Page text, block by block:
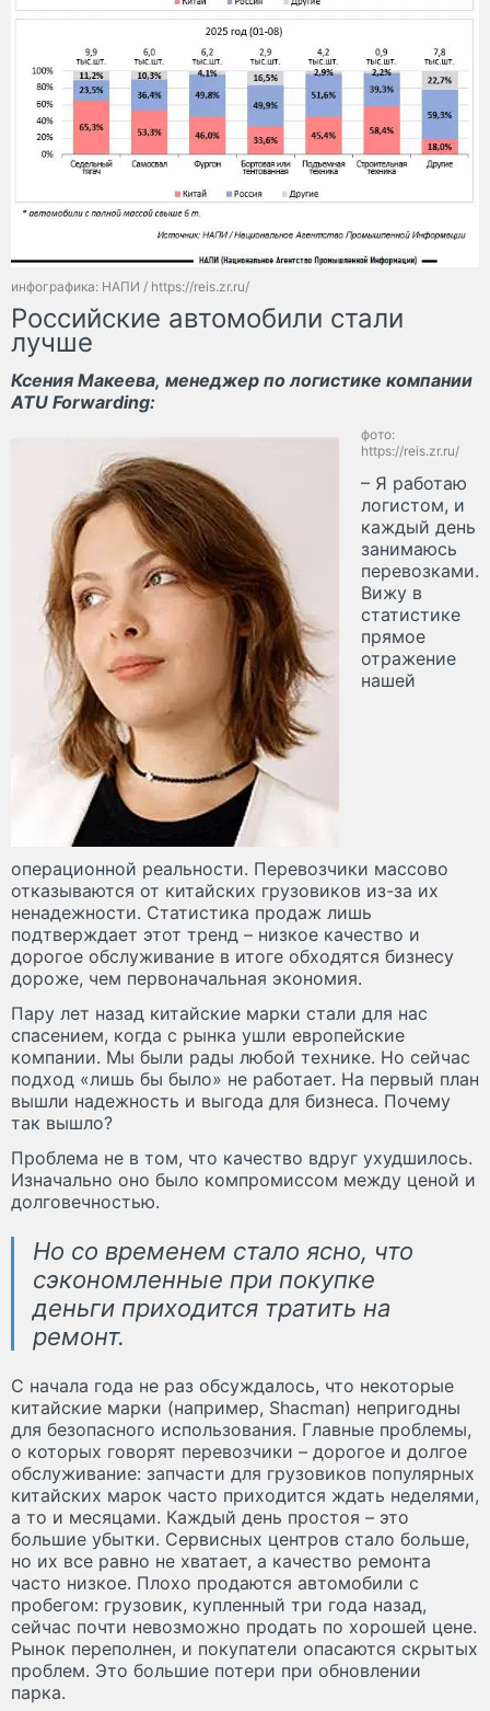
инфографика: НАПИ / https://reis.zr.ru/
Российские автомобили стали
лучше
Ксения Макеева, менеджер по логистике компании
ATU Forwarding:
фото:
https://reis.zr.ru/
– Я работаю
логистом, и
каждый день
занимаюсь
перевозками.
Вижу в
статистике
прямое
отражение
нашей
операционной реальности. Перевозчики массово
отказываются от китайских грузовиков из-за их
ненадежности. Статистика продаж лишь
подтверждает этот тренд – низкое качество и
дорогое обслуживание в итоге обходятся бизнесу
дороже, чем первоначальная экономия.
Пару лет назад китайские марки стали для нас
спасением, когда с рынка ушли европейские
компании. Мы были рады любой технике. Но сейчас
подход «лишь бы было» не работает. На первый план
вышли надежность и выгода для бизнеса. Почему
так вышло?
Проблема не в том, что качество вдруг ухудшилось.
Изначально оно было компромиссом между ценой и
долговечностью.
Но со временем стало ясно, что
сэкономленные при покупке
деньги приходится тратить на
ремонт.
С начала года не раз обсуждалось, что некоторые
китайские марки (например, Shacman) непригодны
для безопасного использования. Главные проблемы,
о которых говорят перевозчики – дорогое и долгое
обслуживание: запчасти для грузовиков популярных
китайских марок часто приходится ждать неделями,
а то и месяцами. Каждый день простоя – это
большие убытки. Сервисных центров стало больше,
но их все равно не хватает, а качество ремонта
часто низкое. Плохо продаются автомобили с
пробегом: грузовик, купленный три года назад,
сейчас почти невозможно продать по хорошей цене.
Рынок переполнен, и покупатели опасаются скрытых
проблем. Это большие потери при обновлении
парка.